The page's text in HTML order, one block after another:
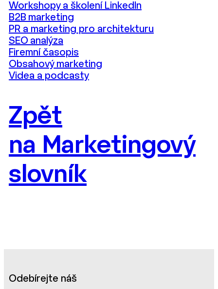
Workshopy a školení LinkedIn
B2B marketing
PR a marketing pro architekturu
SEO analýza
Firemní časopis
Obsahový marketing
Videa a podcasty
Zpět
na Marketingový
slovník
Odebírejte náš